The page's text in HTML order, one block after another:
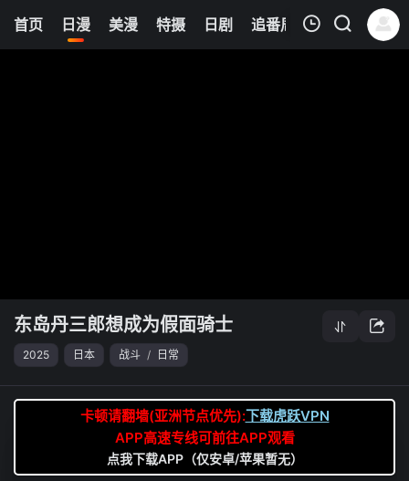
首页 日漫 美漫 特摄 日剧 追番周表 今日更新
6
东岛丹三郎想成为假面骑士
2025 日本 战斗 / 日常
卡顿请翻墙(亚洲节点优先):下载虎跃VPN
APP高速专线可前往APP观看
点我下载APP（仅安卓/苹果暂无）